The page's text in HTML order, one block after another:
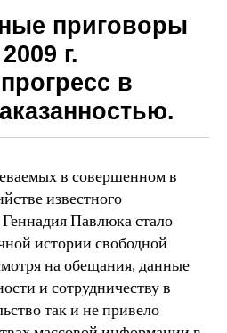
приговоры
г.
в
в совершенном в
известного
Павлюкастало
истории свободной
на обещания, данные
и сотрудничеству в
так и не привело